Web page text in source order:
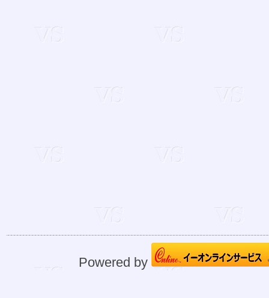
Powered by